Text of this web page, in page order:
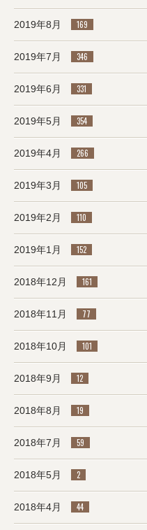
2019年8月 169
2019年7月 346
2019年6月 331
2019年5月 354
2019年4月 266
2019年3月 105
2019年2月 110
2019年1月 152
2018年12月 161
2018年11月 77
2018年10月 101
2018年9月 12
2018年8月 19
2018年7月 59
2018年5月 2
2018年4月 44